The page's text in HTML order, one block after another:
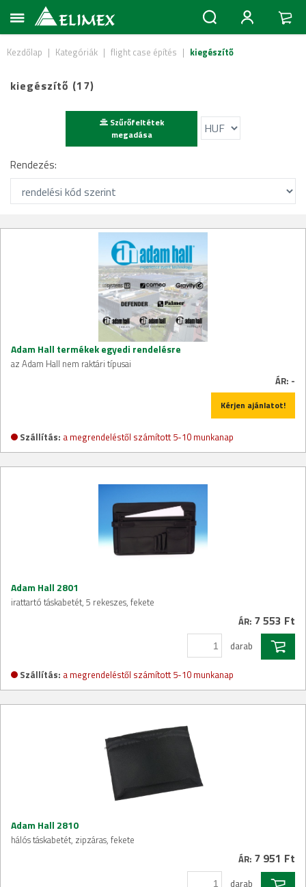
Kezdőlap | Kategóriák | flight case építés | kiegészítő
kiegészítő (17)
Szűrőfeltétek
megadása
Rendezés:
Adam Hall termékek egyedi rendelésre
az Adam Hall nem raktári típusai
ÁR: -
Kérjen ajánlatot!
Szállítás: a megrendeléstől számított 5-10 munkanap
Adam Hall 2801
irattartó táskabetét, 5 rekeszes, fekete
ÁR: 7 553 Ft
darab
Szállítás: a megrendeléstől számított 5-10 munkanap
Adam Hall 2810
hálós táskabetét, zipzáras, fekete
ÁR: 7 951 Ft
darab